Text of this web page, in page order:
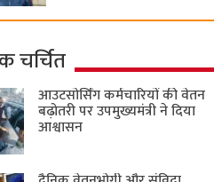
चर्चित
आउटसोर्सिंग कर्मचारियों की वेतन
बढ़ोतरी पर उपमुख्यमंत्री ने दिया
आश्वासन